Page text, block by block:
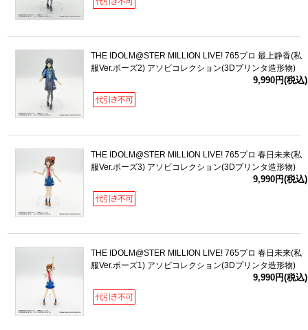
THE IDOLM@STER MILLION LIVE! 765プロ 最上静香(私
服Ver.ポーズ2) アソビコレクション(3Dプリンタ造形物)
9,990円(税込)
THE IDOLM@STER MILLION LIVE! 765プロ 春日未来(私
服Ver.ポーズ3) アソビコレクション(3Dプリンタ造形物)
9,990円(税込)
THE IDOLM@STER MILLION LIVE! 765プロ 春日未来(私
服Ver.ポーズ1) アソビコレクション(3Dプリンタ造形物)
9,990円(税込)